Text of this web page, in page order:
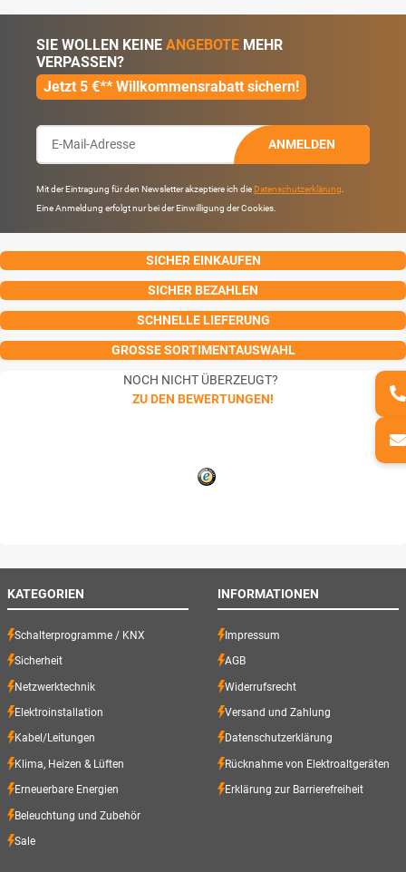
SIE WOLLEN KEINE ANGEBOTE MEHR
VERPASSEN?
Jetzt 5 €** Willkommensrabatt sichern!
ANMELDEN
Mit der Eintragung für den Newsletter akzeptiere ich die Datenschutzerklärung
Eine Anmeldung erfolgt nur bei der Einwilligung der Cookies.
SICHER EINKAUFEN
SICHER BEZAHLEN
SCHNELLE LIEFERUNG
GROSSE SORTIMENTAUSWAHL
NOCH NICHT ÜBERZEUGT?
ZU DEN BEWERTUNGEN!
KATEGORIEN
Schalterprogramme / KNX
Sicherheit
Netzwerktechnik
Elektroinstallation
Kabel/Leitungen
Klima, Heizen & Lüften
Erneuerbare Energien
Beleuchtung und Zubehör
Sale
INFORMATIONEN
Impressum
AGB
Widerrufsrecht
Versand und Zahlung
Datenschutzerklärung
Rücknahme von Elektroaltgeräten
Erklärung zur Barrierefreiheit